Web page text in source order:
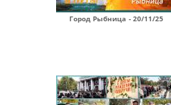
Город Рыбница - 20/11/25